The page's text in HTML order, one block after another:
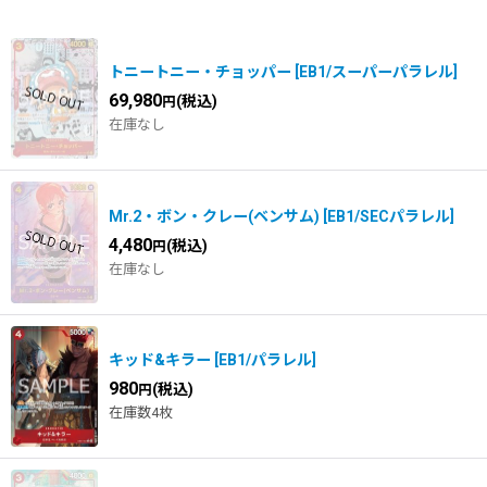
並び順: トニートニー・チョッパー EB1/スーパーパラレル
69,980円 (税込)
在庫なし
Mr.2・ボン・クレー(ベンサム) EB1/SECパラレル
4,480円 (税込)
在庫なし
キッド&キラー EB1/パラレル
980円 (税込)
在庫数4枚